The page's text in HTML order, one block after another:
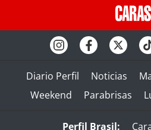
Diario Perfil Noticias
Weekend
Parabrisas
Perfil Brasil: